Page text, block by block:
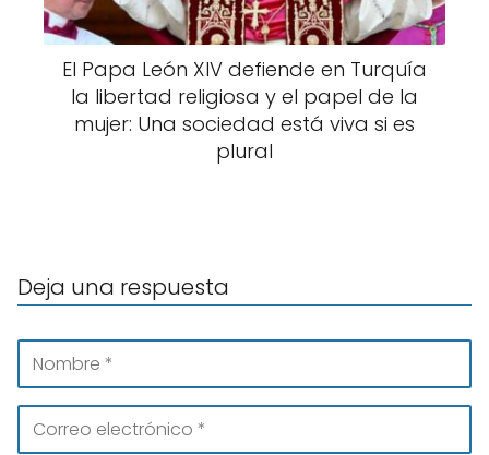
El Papa León XIV defiende en Turquía
la libertad religiosa y el papel de la
mujer: Una sociedad está viva si es
plural
Deja una respuesta